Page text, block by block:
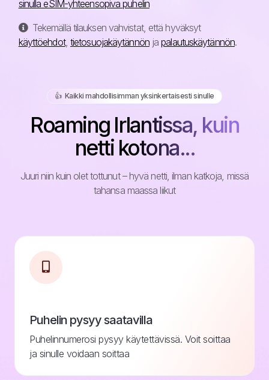
sinulla eSIM-yhteensopiva puhelin
Tekemällä tilauksen vahvistat, että hyväksyt
käyttöehdot, tietosuojakäytännönjapalautuskäytännön.
👍️ Kaikki mahdollisimman yksinkertaisesti sinulle
Roaming Irlantissa, kuin
netti kotona...
Juuri niin kuin olet tottunut – hyvä netti, ilman katkoja, missä
tahansa maassa liikut
Puhelin pysyy saatavilla
Puhelinnumerosi pysyy käytettävissä. Voit soittaa
ja sinulle voidaan soittaa